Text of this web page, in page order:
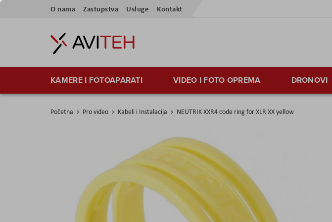
Preskoči
sadržaj
O nama Zastupstva Usluge Kontakt
KAMERE I FOTOAPARATI VIDEO I FOTO OPREMA DRONOVI
Početna Pro video Kabeli i Instalacija NEUTRIK XXR4 code ring for XLR XX yellow